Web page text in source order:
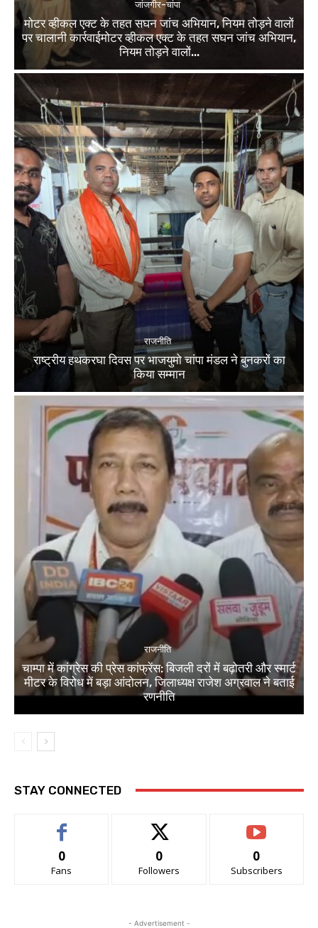
जांजगीर-चांपा
मोटर व्हीकल एक्ट के तहत सघन जांच अभियान, नियम तोड़ने वालों
पर चालानी कार्रवाईमोटर व्हीकल एक्ट के तहत सघन जांच अभियान,
नियम तोड़ने वालों...
राजनीति
राष्ट्रीय हथकरघा दिवस पर भाजयुमो चांपा मंडल ने बुनकरों का
किया सम्मान
राजनीति
चाम्पा में कांग्रेस की प्रेस कांफ्रेंस: बिजली दरों में बढ़ोतरी और स्मार्ट
मीटर के विरोध में बड़ा आंदोलन, जिलाध्यक्ष राजेश अग्रवाल ने बताई
रणनीति
STAY CONNECTED
0
Fans
0
Followers
0
Subscribers
- Advertisement -